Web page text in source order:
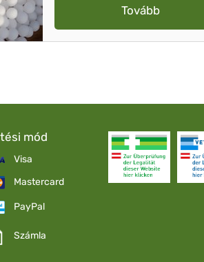
Tovább
mód
Visa
Mastercard
PayPal
Számla